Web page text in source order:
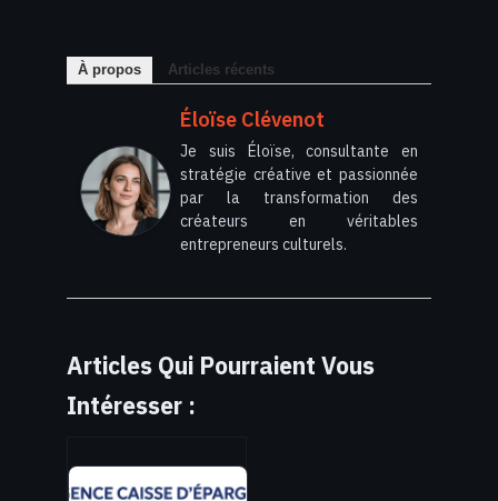
À propos Articles récents
Éloïse Clévenot
Je suis Éloïse, consultante en
stratégie créative et passionnée
par la transformation des
créateurs en véritables
entrepreneurs culturels.
Articles Qui Pourraient Vous
Intéresser :